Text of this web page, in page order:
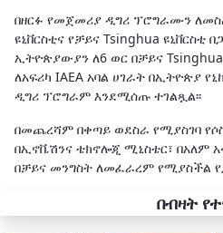
በዘርፉ የመጀመሪያ ዲግሪ ፕሮግራሙን
ዩኒቨርስቲና የቻይና Tsinghua ዩኒቨርስቲ
ኢትዮጵያውያን ለ6 ወር በቻይና
ለአፍሪካ IAEA አባል ሀገራት በኢትዮጵያ
ዲግሪ ፕሮግራም እንደሚሰጡ ተገልጿል፡፡
በመጨረሻም በቀጣይ ወደስራ የሚያስገባ
በኢኖቬሽንና ቴክኖሎጂ ሚኒስቴር፣ በአለም
በቻይና መንግስት ለመፈራረም የሚያስችል
በብዛት